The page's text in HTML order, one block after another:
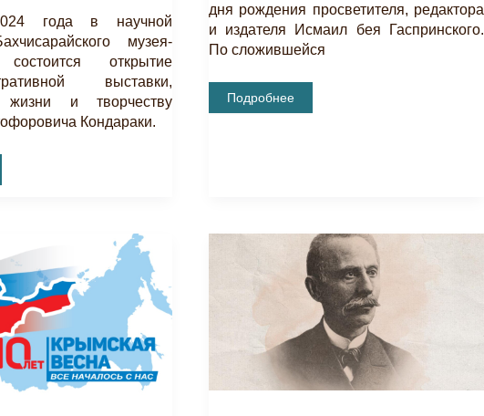
года в научной
музея-
состоится открытие
выставки,
жизни и творчеству
Кондараки.
дня рождения просветителя, редактора
и издателя Исмаил бея Гаспринского.
По сложившейся
Ко
Дню
Подробнее